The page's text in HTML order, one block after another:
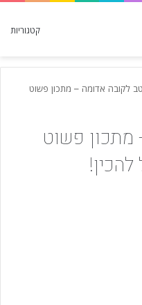
קטגוריות
לקובה אדומה – מתכון פשוט
מתכון פשוט